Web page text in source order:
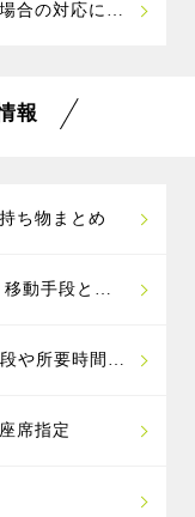
合の対応につ
報
ち物まとめ
動手段と所
や所要時間ま
席指定